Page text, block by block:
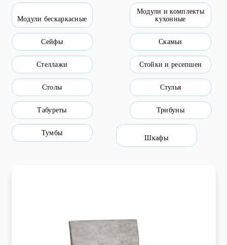
Робототехника
Спортивное оборудование и инвентарь
Фото, видео и аксессуары
Цифровые лаборатории
Модули бескаркасные
Модули и комплекты
кухонные
Сейфы Скамьи
Стеллажи Стойки и ресепшен
Столы Стулья
Табуреты Трибуны
Тумбы
Шкафы